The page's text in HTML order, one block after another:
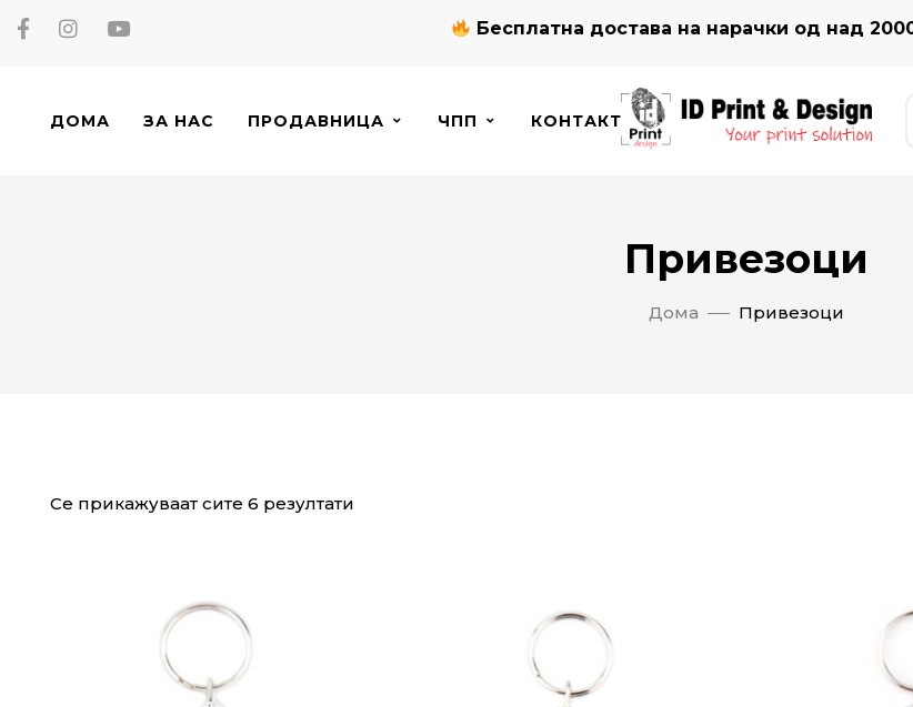
Бесплатна достава на нарачки од над
ДОМА ЗА НАС ПРОДАВНИЦА ЧПП КОНТАКТ
Привезоци
Дома Привезоци
Се прикажуваат сите 6 резултати